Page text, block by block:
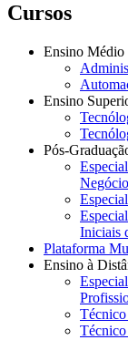
Cursos
Ensino Médio
Ensino
Pós-
Iniciais
Plataforma
Ensino à